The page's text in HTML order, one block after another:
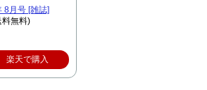
8月号 [雑誌]
無料)
楽天で購入